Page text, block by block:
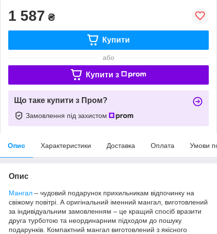
1 587 ₴
Купити
або
Купити з
Що таке купити з Пром?
Замовлення під захистом
Опис Характеристики Доставка Оплата Умови
Опис
Мангал – чудовий подарунок прихильникам відпочинку на
свіжому повітрі. А оригінальний іменний мангал, виготовлений
за індивідуальним замовленням – це кращий спосіб вразити
друга турботою та неординарним підходом до пошуку
подарунків. Компактний мангал виготовлений з якісного